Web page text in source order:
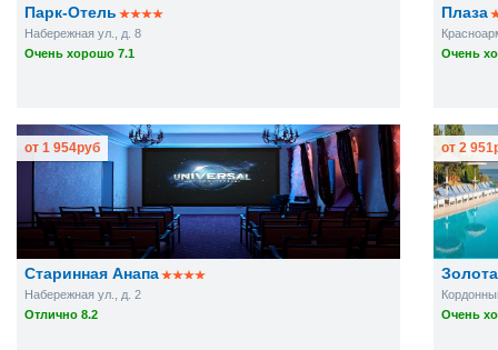
Парк-Отель
Набережная ул., д. 8
Очень хорошо 7.1
Плаза
Очень
Старинная Анапа
Набережная ул., д. 2
Отлично 8.2
от 1 954руб
Очень
от 2 951